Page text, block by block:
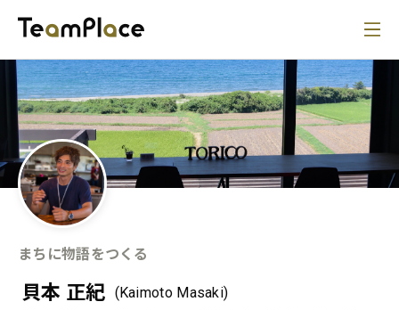
まちに物語をつくる
貝本 正紀 (Kaimoto Masaki)